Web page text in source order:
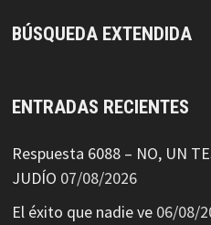
BÚSQUEDA EXTENDIDA
ENTRADAS RECIENTES
Respuesta 6088 – NO, UN
JUDÍO 07/08/2026
El éxito que nadie ve 06/08/